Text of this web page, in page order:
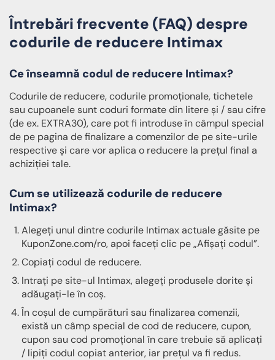
Întrebări frecvente (FAQ) despre
codurile de reducere Intimax
Ce înseamnă codul de reducere Intimax?
Codurile de reducere, codurile promoționale, tichetele
sau cupoanele sunt coduri formate din litere și / sau cifre
(de ex. EXTRA30), care pot fi introduse în câmpul special
de pe pagina de finalizare a comenzilor de pe site-urile
respective și care vor aplica o reducere la prețul final a
achiziției tale.
Cum se utilizează codurile de reducere
Intimax?
Alegeți unul dintre codurile Intimax actuale găsite pe
KuponZone.com/ro, apoi faceți clic pe „Afișați codul”.
Copiați codul de reducere.
Intrați pe site-ul Intimax, alegeți produsele dorite și
adăugați-le în coș.
În coșul de cumpărături sau finalizarea comenzii,
există un câmp special de cod de reducere, cupon,
cupon sau cod promoțional în care trebuie să aplicați
/ lipiți codul copiat anterior, iar prețul va fi redus.